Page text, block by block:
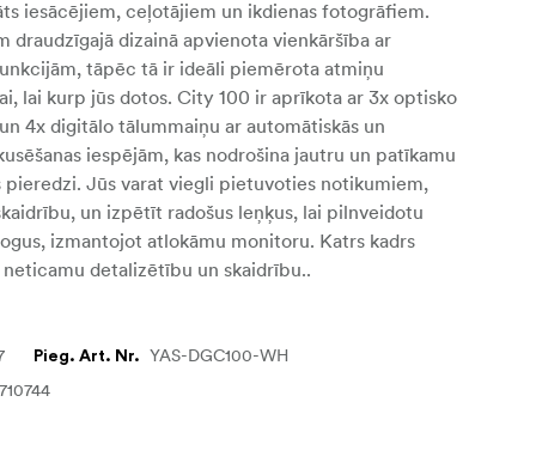
iesācējiem, ceļotājiem un ikdienas fotogrāfiem.
draudzīgajā dizainā apvienota vienkāršība ar
tāpēc tā ir ideāli piemērota atmiņu
lai kurp jūs dotos. City 100 ir aprīkota ar 3x optisko
4x digitālo tālummaiņu ar automātiskās un
iespējām, kas nodrošina jautru un patīkamu
pieredzi. Jūs varat viegli pietuvoties notikumiem,
un izpētīt radošus leņķus, lai pilnveidotu
izmantojot atlokāmu monitoru. Katrs kadrs
neticamu detalizētību un skaidrību..
Pieg. Art. Nr. YAS-DGC100-WH